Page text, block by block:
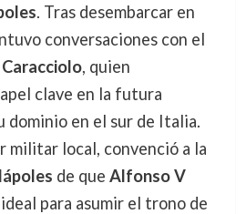
. Tras desembarcar en
conversaciones con el
, quien
clave en la futura
dominio en el sur de Italia.
militar local, convenció a la
de que Alfonso V
para asumir el trono de